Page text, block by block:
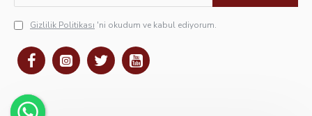
Gizlilik Politikası 'ni okudum ve kabul ediyorum.